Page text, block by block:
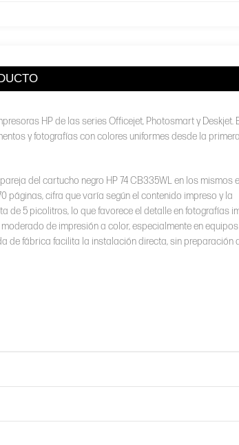
HP de las series Officejet, Photosmart y Deskjet.
y fotografías con colores uniformes desde la
del cartucho negro HP 74 CB335WL en los mismos
páginas, cifra que varía según el contenido impreso y la
de 5 picolitros, lo que favorece el detalle en fotografías
de impresión a color, especialmente en
de fábrica facilita la instalación directa, sin preparación